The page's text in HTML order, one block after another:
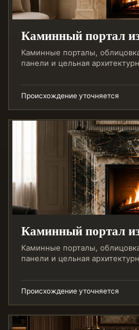
Каминный портал
Каминные порталы,
панели и цельная
Происхождение уточняется
Каминный портал
Каминные порталы,
панели и цельная
Происхождение уточняется